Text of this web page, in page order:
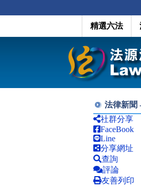
精選六法
法律新聞
社群分享
FaceBook
Line
分享網址
查詢
評論
友善列印